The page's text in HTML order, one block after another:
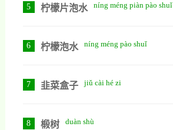
5 柠檬片泡水 níng méng piàn pào shuǐ
6 柠檬泡水 níng méng pào shuǐ
7 韭菜盒子 jiǔ cài hé zi
8 椴树 duàn shù